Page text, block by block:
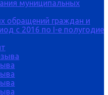
муниципальных
обращений граждан и
с 2016 по I-е полугодие